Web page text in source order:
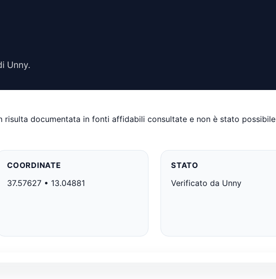
Unny.
risulta documentata in fonti affidabili consultate e non è stato possibile
COORDINATE
37.57627 • 13.04881
STATO
Verificato da Unny